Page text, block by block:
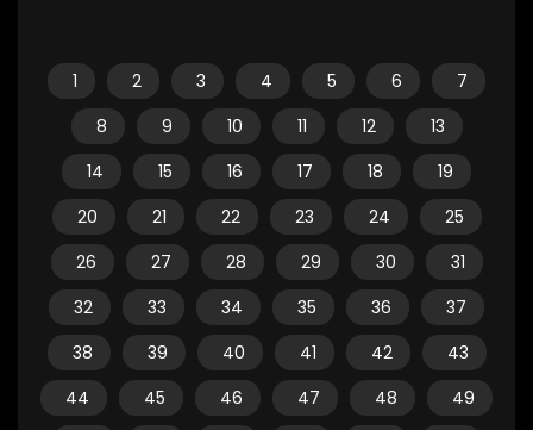
1 2 3 4 5 6
7
8
9 10 11 12
13
14
15 16 17 18
19
20
21 22 23 24
25
26
27 28 29 30
31
32
33 34 35 36
37
38
39 40 41 42
43
44
45 46 47 48
49